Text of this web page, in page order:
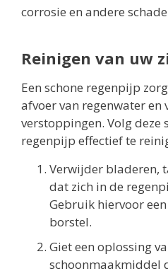
corrosie en andere
Reinigen van uw
Een schone regenpijp
afvoer van regenwater en
verstoppingen. Volg deze
regenpijp effectief te
Verwijder bladeren,
dat zich in de
Gebruik hiervoor
borstel.
Giet een oplossing
schoonmaakmiddel